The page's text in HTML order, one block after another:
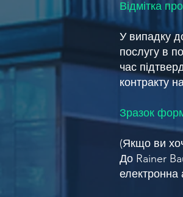
Відмітка
У випадку
послугу в
час
контракту
Зразок
(Якщо ви
До Rainer
електронна